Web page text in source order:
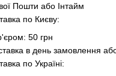
Пошти або Інтайм
по Києву:
50 грн
в день замовлення
по Україні: